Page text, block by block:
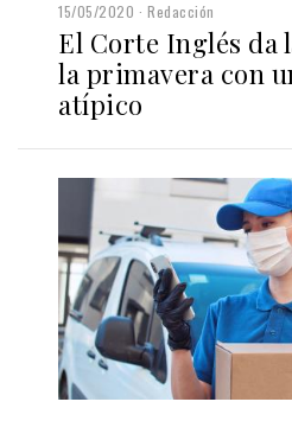
15/05/2020 Redacción
El Corte Inglés da
la primavera con
atípico